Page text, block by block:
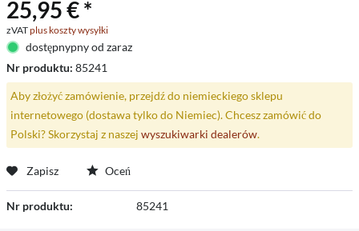
25,95 € *
zVATplus koszty wysyłki
dostępnypny od zaraz
Nr produktu: 85241
Aby złożyć zamówienie, przejdź do niemieckiego sklepu
internetowego (dostawa tylko do Niemiec). Chcesz zamówić do
Polski? Skorzystaj z naszej wyszukiwarki dealerów.
Zapisz Oceń
Nr produktu: 85241